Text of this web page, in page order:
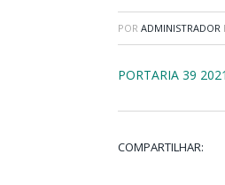
POR ADMINISTRADOR
PORTARIA 39 2021
COMPARTILHAR: